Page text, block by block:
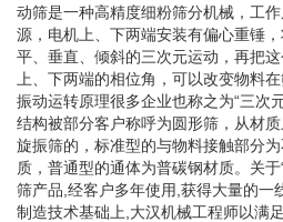
动筛是一种高精度细粉筛分机械，工
源，电机上、下两端安装有偏心重锤
平、垂直、倾斜的三次元运动，再把
上、下两端的相位角，可以改变物料
振动运转原理很多企业也称之为“三次
结构被部分客户称呼为圆形筛，从材
旋振筛的，标准型的与物料接触部分
质，普通型的通体为普碳钢材质。关
筛产品,经客户多年使用,获得大量的一
制造技术基础上,大汉机械工程师以满